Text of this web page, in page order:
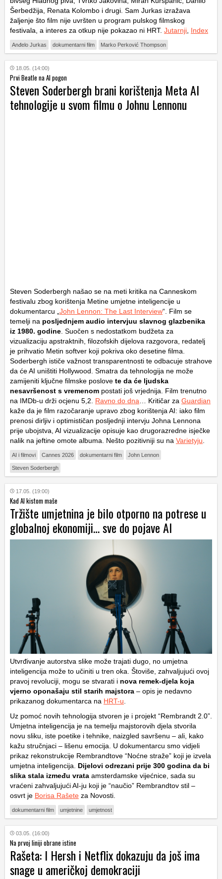
Šerbedžija, Renata Kolombo i drugi. Sam Jurkas izražava
žaljenje što film nije uvršten u program pulskog filmskog
festivala, a interes za otkup nije pokazao ni HRT. Jutarnji Index
Anđelo Jurkas dokumentarni film Marko Perković Thompson
18.05. (14:00)
Prvi Beatle na AI pogon
Steven Soderbergh brani korištenja Meta AI
tehnologije u svom filmu o Johnu Lennonu
Steven Soderbergh našao se na meti kritika na Canneskom
festivalu zbog korištenja Metine umjetne inteligencije u
dokumentarcu „ John Lennon: The Last Interview“. Film se
temelji na posljednjem audio intervjuu slavnog glazbenika
iz 1980. godine . Suočen s nedostatkom budžeta za
vizualizaciju apstraktnih, filozofskih dijelova razgovora, redatelj
je prihvatio Metin softver koji pokriva oko desetine filma.
Soderbergh ističe važnost transparentnosti te odbacuje strahove
da će AI uništiti Hollywood. Smatra da tehnologija ne može
zamijeniti ključne filmske poslove te da će ljudska
nesavršenost s vremenom postati još vrjednija. Film trenutno
na IMDb-u drži ocjenu 5,2. Ravno do dna … Kritičar za Guardian
kaže da je film razočaranje upravo zbog korištenja AI: iako film
prenosi dirljiv i optimističan posljednji intervju Johna Lennona
prije ubojstva, AI vizualizacije opisuje kao drugorazredne isječke
nalik na jeftine omote albuma. Nešto pozitivniji su na Varietyju
AI i filmovi Cannes 2026 dokumentarni film John Lennon
Steven Soderbergh
17.05. (19:00)
Kad AI kistom maše
Tržište umjetnina je bilo otporno na potrese u
globalnoj ekonomiji… sve do pojave AI
Utvrđivanje autorstva slike može trajati dugo, no umjetna
inteligencija može to učiniti u tren oka. Štoviše, zahvaljujući ovoj
pravoj revoluciji, mogu se stvarati i nova remek-djela koja
vjerno oponašaju stil starih majstora – opis je nedavno
prikazanog dokumentarca na HRT-u
Uz pomoć novih tehnologija stvoren je i projekt “Rembrandt 2.0”.
Umjetna inteligencija je na temelju majstorovih djela stvorila
novu sliku, iste poetike i tehnike, naizgled savršenu – ali, kako
kažu stručnjaci – lišenu emocija. U dokumentarcu smo vidjeli
prikaz rekonstrukcije Rembrandtove “Noćne straže” koji je izvela
umjetna inteligencija. Dijelovi odrezani prije 300 godina da bi
slika stala između vrata amsterdamske vijećnice, sada su
vraćeni zahvaljujući AI-ju koji je “naučio” Rembrandtov stil –
osvrt je Borisa Rašete za Novosti.
dokumentarni film umjetnine umjetnost
03.05. (16:00)
Na prvoj liniji obrane istine
Rašeta: I Hersh i Netflix dokazuju da još ima
snage u američkoj demokraciji